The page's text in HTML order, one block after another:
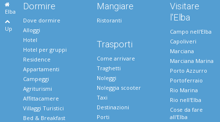
Elba
Up
Dormire
Dove dormire
Alloggi
Hotel
Hotel per gruppi
Residence
Appartamenti
Campeggi
Agriturismi
Affittacamere
Villaggi Turistici
Bed & Breakfast
Mangiare
Ristoranti
Trasporti
Come arrivare
Traghetti
Noleggi
Noleggia scooter
Taxi
Destinazioni
Porti
Visitare
l'Elba
Campo nell'Elba
Capoliveri
Marciana
Marciana Marina
Porto Azzurro
Portoferraio
Rio Marina
Rio nell'Elba
Cose da fare
all'Elba